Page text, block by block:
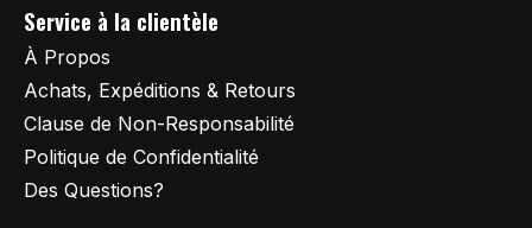
Service à la clientèle
À Propos
Achats, Expéditions & Retours
Clause de Non-Responsabilité
Politique de Confidentialité
Des Questions?